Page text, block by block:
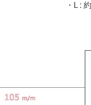
・L :